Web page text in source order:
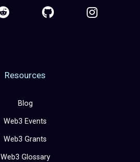
Resources
Blog
Web3 Events
Web3 Grants
Web3 Glossary